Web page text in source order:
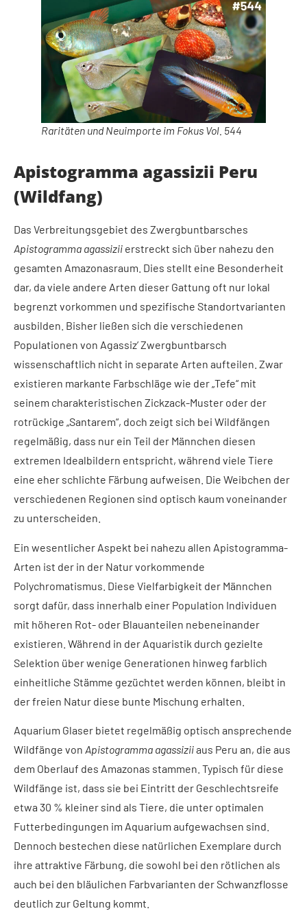
Raritäten und Neuimporte im Fokus Vol. 544
Apistogramma agassizii Peru
(Wildfang)
Das Verbreitungsgebiet des Zwergbuntbarsches
Apistogramma agassizii erstreckt sich über nahezu den
gesamten Amazonasraum. Dies stellt eine Besonderheit
dar, da viele andere Arten dieser Gattung oft nur lokal
begrenzt vorkommen und spezifische Standortvarianten
ausbilden. Bisher ließen sich die verschiedenen
Populationen von Agassiz’ Zwergbuntbarsch
wissenschaftlich nicht in separate Arten aufteilen. Zwar
existieren markante Farbschläge wie der „Tefe“ mit
seinem charakteristischen Zickzack-Muster oder der
rotrückige „Santarem“, doch zeigt sich bei Wildfängen
regelmäßig, dass nur ein Teil der Männchen diesen
extremen Idealbildern entspricht, während viele Tiere
eine eher schlichte Färbung aufweisen. Die Weibchen der
verschiedenen Regionen sind optisch kaum voneinander
zu unterscheiden.
Ein wesentlicher Aspekt bei nahezu allen Apistogramma-
Arten ist der in der Natur vorkommende
Polychromatismus. Diese Vielfarbigkeit der Männchen
sorgt dafür, dass innerhalb einer Population Individuen
mit höheren Rot- oder Blauanteilen nebeneinander
existieren. Während in der Aquaristik durch gezielte
Selektion über wenige Generationen hinweg farblich
einheitliche Stämme gezüchtet werden können, bleibt in
der freien Natur diese bunte Mischung erhalten.
Aquarium Glaser bietet regelmäßig optisch ansprechende
Wildfänge von Apistogramma agassiziiaus Peru an, die aus
dem Oberlauf des Amazonas stammen. Typisch für diese
Wildfänge ist, dass sie bei Eintritt der Geschlechtsreife
etwa 30 % kleiner sind als Tiere, die unter optimalen
Futterbedingungen im Aquarium aufgewachsen sind.
Dennoch bestechen diese natürlichen Exemplare durch
ihre attraktive Färbung, die sowohl bei den rötlichen als
auch bei den bläulichen Farbvarianten der Schwanzflosse
deutlich zur Geltung kommt.